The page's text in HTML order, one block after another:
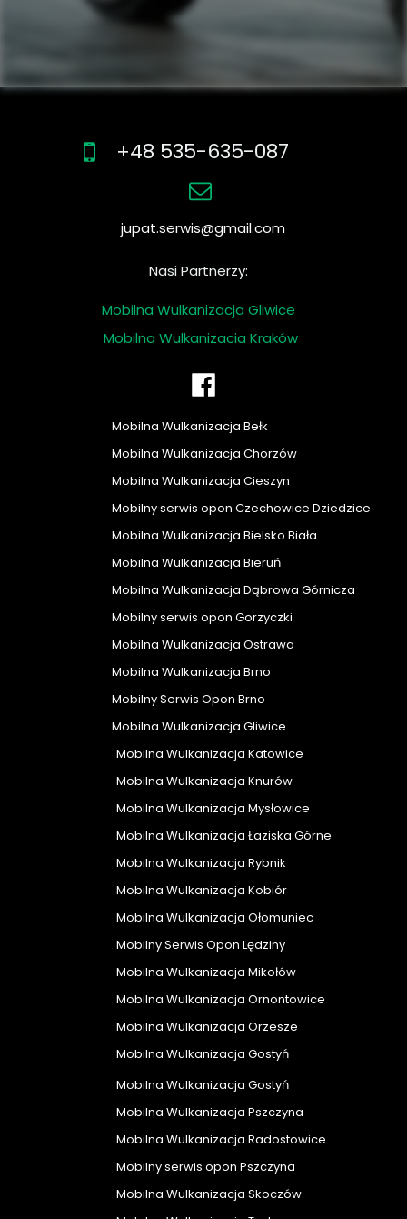
Mobilna Wulkanizacja Katowice
Mobilna Wulkanizacja Knurów
Mobilna Wulkanizacja Mysłowice
Mobilna Wulkanizacja Łaziska Górne
Mobilna Wulkanizacja Rybnik
Mobilna Wulkanizacja Kobiór
Mobilna Wulkanizacja Ołomuniec
Mobilny Serwis Opon Lędziny
Mobilna Wulkanizacja Mikołów
Mobilna Wulkanizacja Ornontowice
Mobilna Wulkanizacja Orzesze
Mobilna Wulkanizacja Gostyń
Mobilna Wulkanizacja Bełk
Mobilna Wulkanizacja Chorzów
Mobilna Wulkanizacja Cieszyn
Mobilny serwis opon Czechowice Dziedzice
Mobilna Wulkanizacja Bielsko Biała
Mobilna Wulkanizacja Bieruń
Mobilna Wulkanizacja Dąbrowa Górnicza
Mobilny serwis opon Gorzyczki
Mobilna Wulkanizacja Ostrawa
Mobilna Wulkanizacja Brno
Mobilny Serwis Opon Brno
Mobilna Wulkanizacja Gliwice
Mobilna Wulkanizacja Gostyń
Mobilna Wulkanizacja Pszczyna
Mobilna Wulkanizacja Radostowice
Mobilny serwis opon Pszczyna
Mobilna Wulkanizacja Skoczów
Nasi Partnerzy:
Mobilna Wulkanizacja Gliwice
Mobilna Wulkanizacja Kraków
jupat.serwis@gmail.com
+48 535-635-087